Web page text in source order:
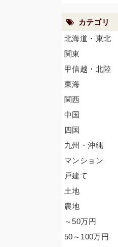
カテゴリ
北海道・東北
関東
甲信越・北陸
東海
関西
中国
四国
九州・沖縄
マンション
戸建て
土地
農地
～50万円
50～100万円